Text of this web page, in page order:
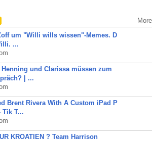
More
um "Willi wills wissen"-Memes. D
...
Henning und Clarissa müssen zum
| ...
Brent Rivera With A Custom iPad P
Tik T...
KROATIEN ? Team Harrison